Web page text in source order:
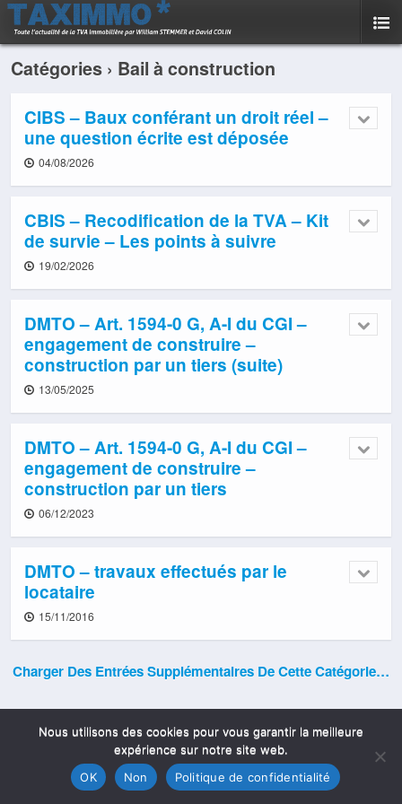
Catégories › Bail à construction
CIBS – Baux conférant un droit réel –
une question écrite est déposée
04/08/2026
CBIS – Recodification de la TVA – Kit
de survie – Les points à suivre
19/02/2026
DMTO – Art. 1594-0 G, A-I du CGI –
engagement de construire –
construction par un tiers (suite)
13/05/2025
DMTO – Art. 1594-0 G, A-I du CGI –
engagement de construire –
construction par un tiers
06/12/2023
DMTO – travaux effectués par le
locataire
15/11/2016
Charger Des Entrées Supplémentaires De Cette Catégorie…
Nous utilisons des cookies pour vous garantir la meilleure
expérience sur notre site web.
OK
Non Politique de confidentialité